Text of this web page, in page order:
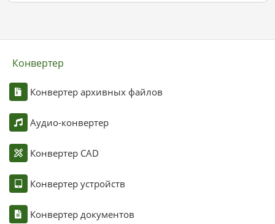
Конвертер
Конвертер архивных файлов
Аудио-конвертер
Конвертер CAD
Конвертер устройств
Конвертер документов